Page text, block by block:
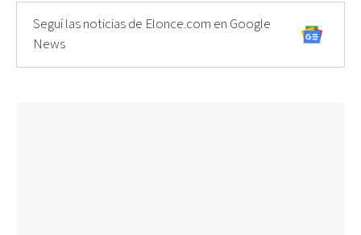
Seguí las noticias de Elonce.com en Google
News